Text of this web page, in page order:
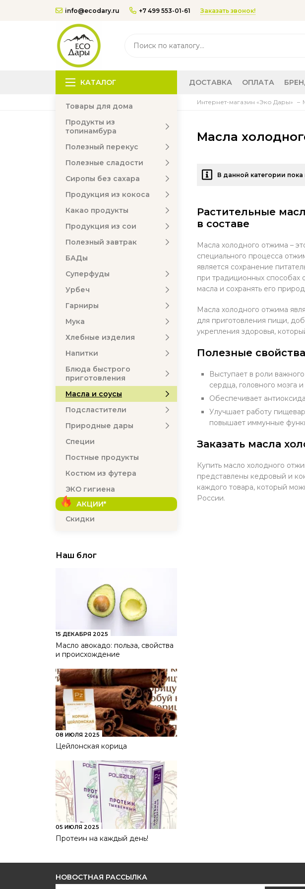
info@ecodary.ru +7 499 553-01-61 Заказать звонок!
КАТАЛОГ ДОСТАВКА ОПЛАТА
Интернет-магазин «Эко Дары»
Товары для дома
Продукты из
топинамбура
Полезный перекус
Полезные сладости
Сиропы без сахара
Продукция из кокоса
Какао продукты
Продукция из сои
Полезный завтрак
БАДы
Суперфуды
Урбеч
Гарниры
Мука
Хлебные изделия
Напитки
Блюда быстрого
приготовления
Масла и соусы
Подсластители
Природные дары
Специи
Постные продукты
Костюм из футера
ЭКО гигиена
АКЦИИ*
Скидки
Наш блог
15 ДЕКАБРЯ 2025
Масло авокадо: польза, свойства
и происхождение
08 ИЮЛЯ 2025
Цейлонская корица
05 ИЮЛЯ 2025
Протеин на каждый день!
Масла
В данной категории
Растительные
в составе
Масла холодного отжима –
специального процесса
является сохранение
при традиционных способах
масла и сохранять его
Масла холодного отжима
для приготовления пищи,
укрепления здоровья,
Полезные
Выступает в роли
сердца, головного мозга
Обеспечивает
Улучшает работу
повышает иммунные
Заказать масла
Купить масло холодного
представлены кедровый и
каждого товара, который
России.
НОВОСТНАЯ РАССЫЛКА